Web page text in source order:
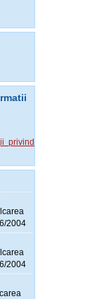
privind
2004
2004